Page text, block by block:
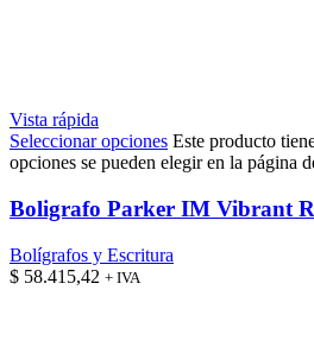
Vista rápida
Seleccionar opciones Este producto
opciones se pueden elegir en la página
Boligrafo Parker IM Vibrant
Bolígrafos y Escritura
$ 58.415,42 + IVA